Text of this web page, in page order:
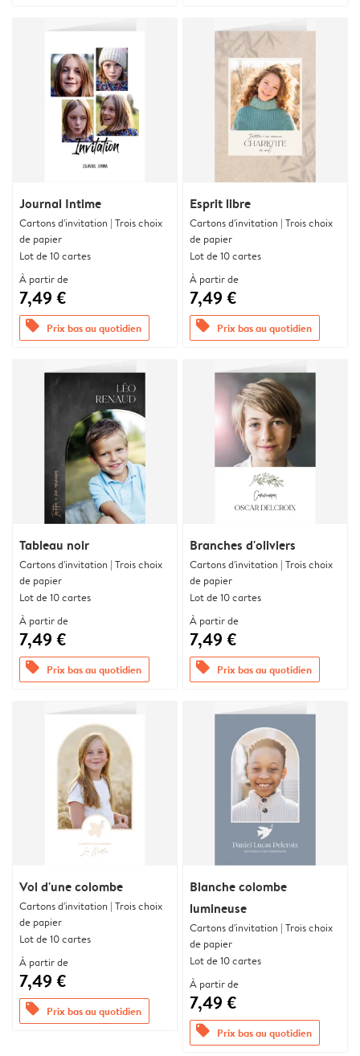
Journal Intime
Cartons d'invitation | Trois choix
de papier
Lot de 10 cartes
À partir de
7,49 €
offers Prix bas au quotidien
Esprit libre
Cartons d'invitation | Trois choix
de papier
Lot de 10 cartes
À partir de
7,49 €
offers Prix bas au quotidien
Tableau noir
Cartons d'invitation | Trois choix
de papier
Lot de 10 cartes
À partir de
7,49 €
offers Prix bas au quotidien
Branches d'oliviers
Cartons d'invitation | Trois choix
de papier
Lot de 10 cartes
À partir de
7,49 €
offers Prix bas au quotidien
Vol d'une colombe
Cartons d'invitation | Trois choix
de papier
Lot de 10 cartes
À partir de
7,49 €
offers Prix bas au quotidien
Blanche colombe
lumineuse
Cartons d'invitation | Trois choix
de papier
Lot de 10 cartes
À partir de
7,49 €
offers Prix bas au quotidien